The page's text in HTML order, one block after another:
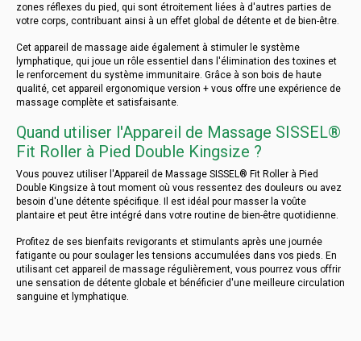
zones réflexes du pied, qui sont étroitement liées à d'autres parties de
votre corps, contribuant ainsi à un effet global de détente et de bien-être.
Cet appareil de massage aide également à stimuler le système
lymphatique, qui joue un rôle essentiel dans l'élimination des toxines et
le renforcement du système immunitaire. Grâce à son bois de haute
qualité, cet appareil ergonomique version + vous offre une expérience de
massage complète et satisfaisante.
Quand utiliser l'Appareil de Massage SISSEL®
Fit Roller à Pied Double Kingsize ?
Vous pouvez utiliser l'Appareil de Massage SISSEL® Fit Roller à Pied
Double Kingsize à tout moment où vous ressentez des douleurs ou avez
besoin d'une détente spécifique. Il est idéal pour masser la voûte
plantaire et peut être intégré dans votre routine de bien-être quotidienne.
Profitez de ses bienfaits revigorants et stimulants après une journée
fatigante ou pour soulager les tensions accumulées dans vos pieds. En
utilisant cet appareil de massage régulièrement, vous pourrez vous offrir
une sensation de détente globale et bénéficier d'une meilleure circulation
sanguine et lymphatique.